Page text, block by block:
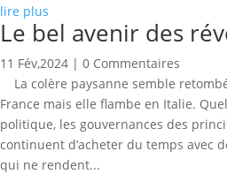
lire plus
Le bel avenir des
11 Fév,2024 | 0 Commentaires
La colère paysanne semble
France mais elle flambe en Italie.
politique, les gouvernances des
continuent d’acheter du temps avec
qui ne rendent...